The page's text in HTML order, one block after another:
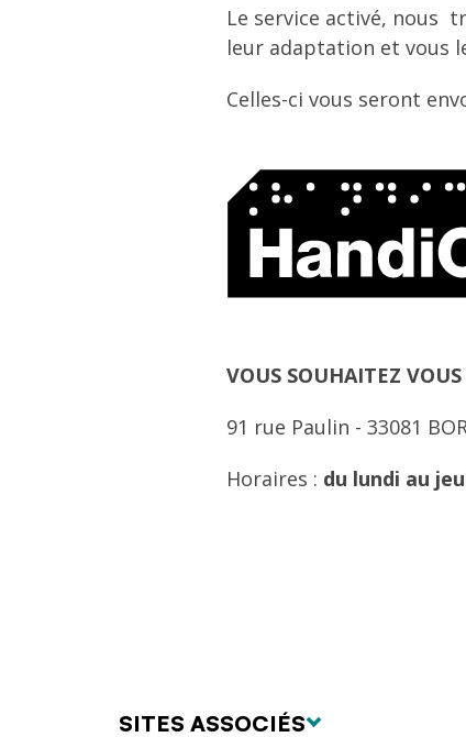
Le service activé, nous
leur adaptation et vous
Celles-ci vous seront
Texte
VOUS SOUHAITEZ
91 rue Paulin - 33081
Horaires : du lundi au
SITES ASSOCIÉS